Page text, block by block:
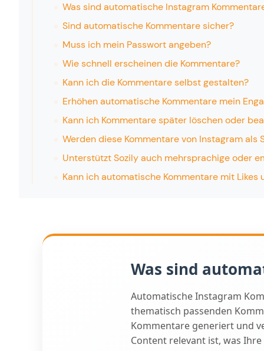
Was sind automatische Instagram
Sind automatische Kommentare sicher?
Muss ich mein Passwort angeben?
Wie schnell erscheinen die Kommentare?
Kann ich die Kommentare selbst gestalten?
Erhöhen automatische Kommentare mein
Kann ich Kommentare später löschen oder
Werden diese Kommentare von Instagram als
Unterstützt Sozily auch mehrsprachige oder
Kann ich automatische Kommentare mit Likes
Was sind
Automatische Instagram
thematisch passenden
Kommentare generiert und
Content relevant ist, was